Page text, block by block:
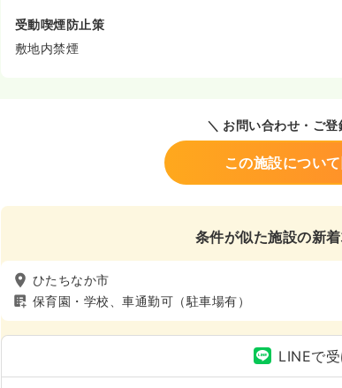
受動喫煙防止策
敷地内禁煙
＼ お問い合わせ・ご登
この施設につい
条件が似た施設の新
ひたちなか市
保育園・学校、車通勤可（駐車場有）
LINEで